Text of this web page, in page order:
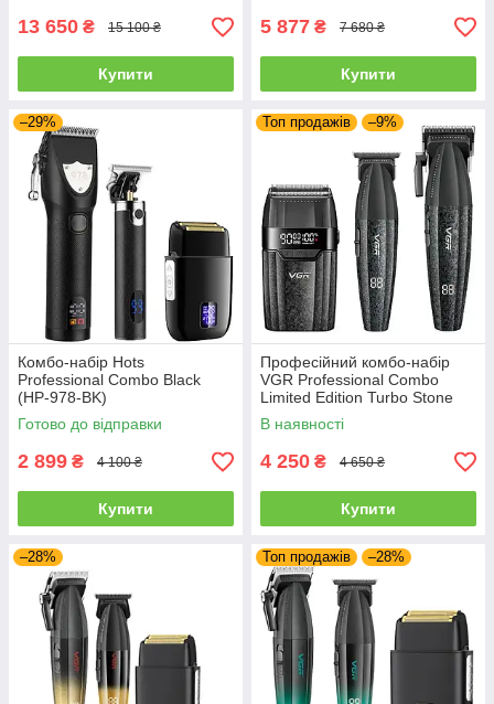
13 650 ₴ 15 100 ₴
Купити
5 877 ₴ 7 680 ₴
Купити
–29%
Комбо-набір Hots
Professional Combo Black
(HP-978-BK)
Готово до відправки
2 899 ₴ 4 100 ₴
Купити
Топ продажів –9%
Професійний комбо-набір
VGR Professional Combo
Limited Edition Turbo Stone
Black (V-640S3-BK)
В наявності
4 250 ₴ 4 650 ₴
Купити
–28% Топ продажів –28%